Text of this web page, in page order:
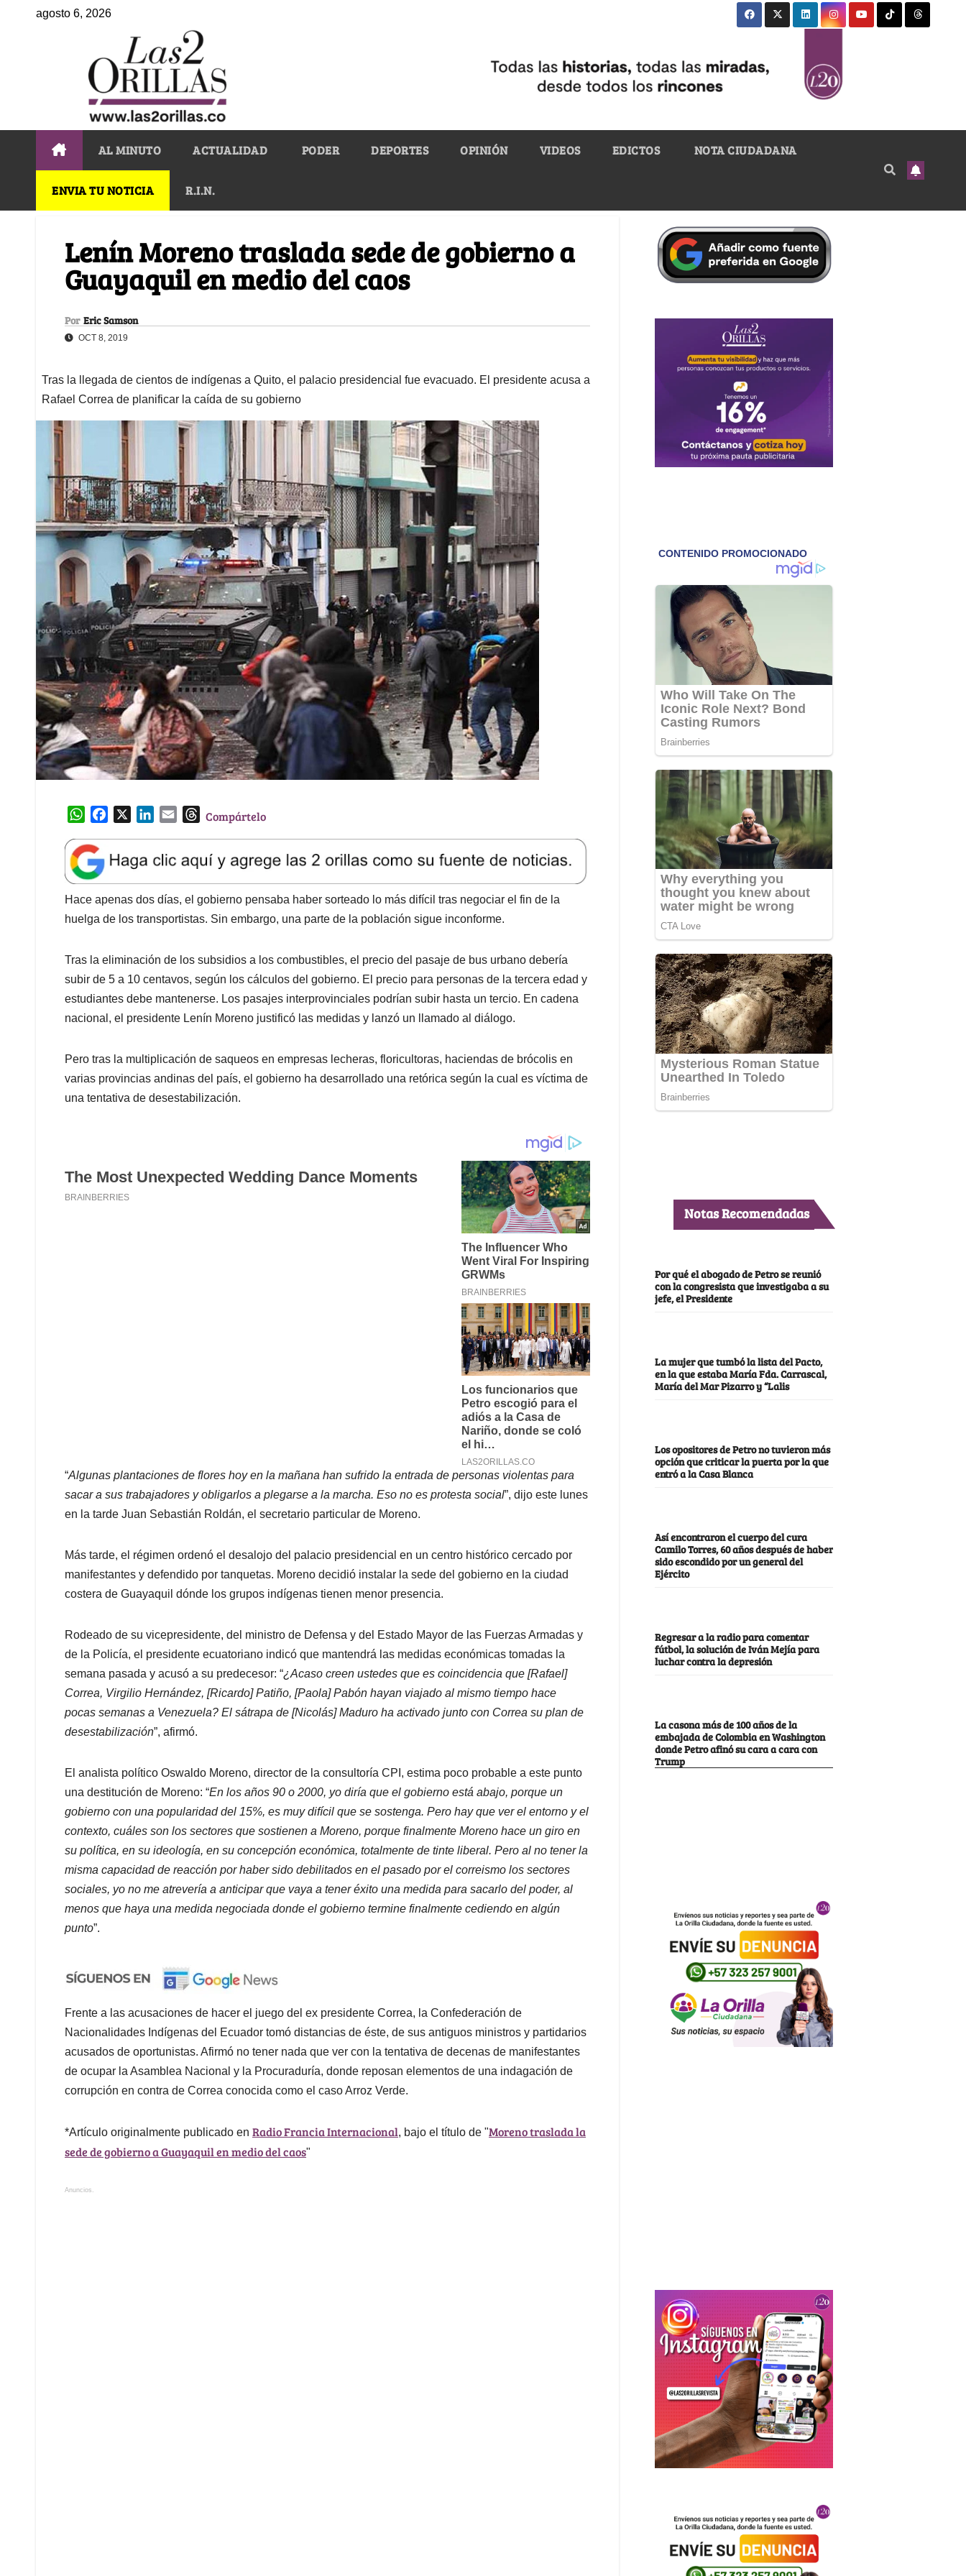
agosto 6, 2026
AL MINUTO ACTUALIDAD PODER DEPORTES OPINIÓN VIDEOS EDICTOS NOTA CIUDADANA
ENVIA TU NOTICIA R.I.N.
Lenín Moreno traslada sede de gobierno a
Guayaquil en medio del caos
Por Eric Samson
OCT 8, 2019
Tras la llegada de cientos de indígenas a Quito, el palacio presidencial fue evacuado. El presidente acusa a
Rafael Correa de planificar la caída de su gobierno
W
a
t
s
A
p
e
b
o
o
k
e
d
I
l
T
e
a
d
s
Compártelo
Hace apenas dos días, el gobierno pensaba haber sorteado lo más difícil tras negociar el fin de la
huelga de los transportistas. Sin embargo, una parte de la población sigue inconforme.
Tras la eliminación de los subsidios a los combustibles, el precio del pasaje de bus urbano debería
subir de 5 a 10 centavos, según los cálculos del gobierno. El precio para personas de la tercera edad y
estudiantes debe mantenerse. Los pasajes interprovinciales podrían subir hasta un tercio. En cadena
nacional, el presidente Lenín Moreno justificó las medidas y lanzó un llamado al diálogo.
Pero tras la multiplicación de saqueos en empresas lecheras, floricultoras, haciendas de brócolis en
varias provincias andinas del país, el gobierno ha desarrollado una retórica según la cual es víctima de
una tentativa de desestabilización.
“Algunas plantaciones de flores hoy en la mañana han sufrido la entrada de personas violentas para
sacar a sus trabajadores y obligarlos a plegarse a la marcha. Eso no es protesta social”, dijo este lunes
en la tarde Juan Sebastián Roldán, el secretario particular de Moreno.
Más tarde, el régimen ordenó el desalojo del palacio presidencial en un centro histórico cercado por
manifestantes y defendido por tanquetas. Moreno decidió instalar la sede del gobierno en la ciudad
costera de Guayaquil dónde los grupos indígenas tienen menor presencia.
Rodeado de su vicepresidente, del ministro de Defensa y del Estado Mayor de las Fuerzas Armadas y
de la Policía, el presidente ecuatoriano indicó que mantendrá las medidas económicas tomadas la
semana pasada y acusó a su predecesor: “¿Acaso creen ustedes que es coincidencia que [Rafael]
Correa, Virgilio Hernández, [Ricardo] Patiño, [Paola] Pabón hayan viajado al mismo tiempo hace
pocas semanas a Venezuela? El sátrapa de [Nicolás] Maduro ha activado junto con Correa su plan de
desestabilización”, afirmó.
El analista político Oswaldo Moreno, director de la consultoría CPI, estima poco probable a este punto
una destitución de Moreno: “En los años 90 o 2000, yo diría que el gobierno está abajo, porque un
gobierno con una popularidad del 15%, es muy difícil que se sostenga. Pero hay que ver el entorno y el
contexto, cuáles son los sectores que sostienen a Moreno, porque finalmente Moreno hace un giro en
su política, en su ideología, en su concepción económica, totalmente de tinte liberal. Pero al no tener la
misma capacidad de reacción por haber sido debilitados en el pasado por el correismo los sectores
sociales, yo no me atrevería a anticipar que vaya a tener éxito una medida para sacarlo del poder, al
menos que haya una medida negociada donde el gobierno termine finalmente cediendo en algún
punto”.
Frente a las acusaciones de hacer el juego del ex presidente Correa, la Confederación de
Nacionalidades Indígenas del Ecuador tomó distancias de éste, de sus antiguos ministros y partidarios
acusados de oportunistas. Afirmó no tener nada que ver con la tentativa de decenas de manifestantes
de ocupar la Asamblea Nacional y la Procuraduría, donde reposan elementos de una indagación de
corrupción en contra de Correa conocida como el caso Arroz Verde.
*Artículo originalmente publicado en Radio Francia Internacional, bajo el título de "Moreno traslada la
sede de gobierno a Guayaquil en medio del caos"
Anuncios.
Notas Recomendadas
Por qué el abogado de Petro se reunió
con la congresista que investigaba a su
jefe, el Presidente
La mujer que tumbó la lista del Pacto,
en la que estaba María Fda. Carrascal,
María del Mar Pizarro y “Lalis
Los opositores de Petro no tuvieron más
opción que criticar la puerta por la que
entró a la Casa Blanca
Así encontraron el cuerpo del cura
Camilo Torres, 60 años después de haber
sido escondido por un general del
Ejército
Regresar a la radio para comentar
fútbol, la solución de Iván Mejía para
luchar contra la depresión
La casona más de 100 años de la
embajada de Colombia en Washington
donde Petro afinó su cara a cara con
Trump